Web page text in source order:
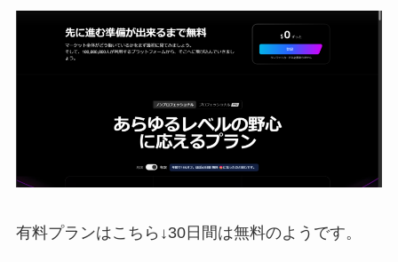
有料プランはこちら↓30日間は無料のようです。